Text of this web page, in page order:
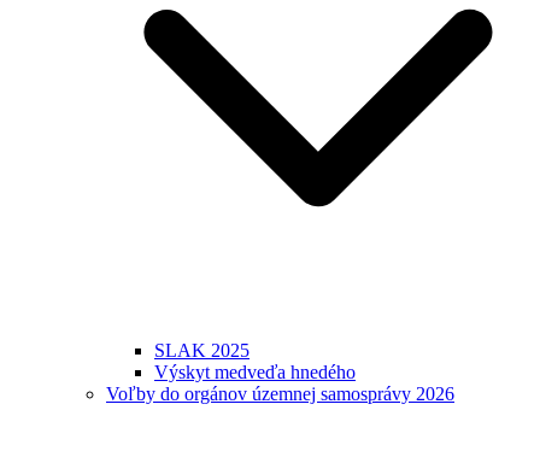
SLAK 2025
Výskyt medveďa hnedého
Voľby do orgánov územnej samosprávy 2026